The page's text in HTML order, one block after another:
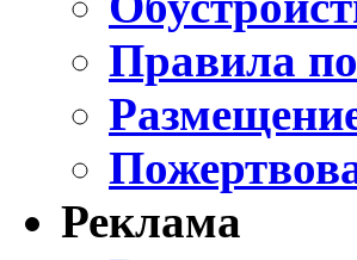
Правила
Реклама